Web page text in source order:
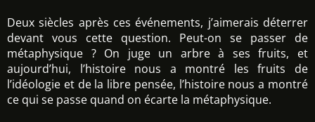
Deux siècles après ces événements, j’aimerais déterrer
devant vous cette question. Peut-on se passer de
métaphysique ? On juge un arbre à ses fruits, et
aujourd’hui, l’histoire nous a montré les fruits de
l’idéologie et de la libre pensée, l’histoire nous a montré
ce qui se passe quand on écarte la métaphysique.